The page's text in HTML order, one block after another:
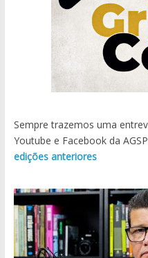
Sempre trazemos uma
Youtube e Facebook da
edições anteriores